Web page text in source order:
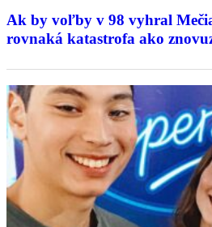
Ak by voľby v 98 vyhral
rovnaká katastrofa ako